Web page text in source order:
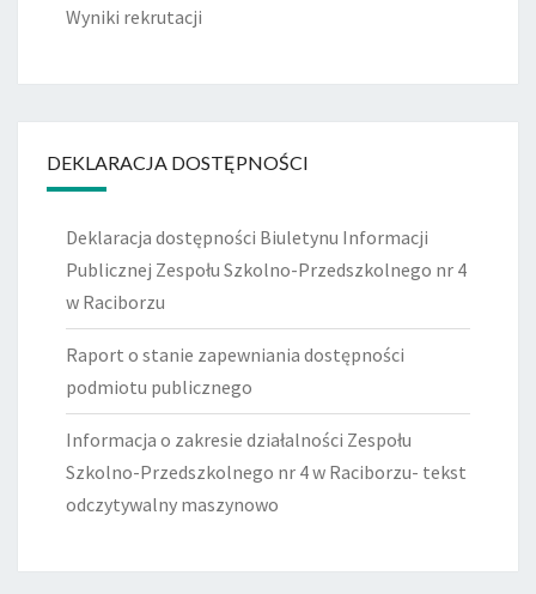
Wyniki rekrutacji
DEKLARACJA DOSTĘPNOŚCI
Deklaracja dostępności Biuletynu Informacji
Publicznej Zespołu Szkolno-Przedszkolnego nr 4
w Raciborzu
Raport o stanie zapewniania dostępności
podmiotu publicznego
Informacja o zakresie działalności Zespołu
Szkolno-Przedszkolnego nr 4 w Raciborzu- tekst
odczytywalny maszynowo